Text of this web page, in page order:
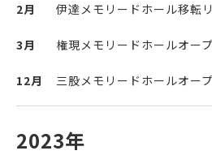
2月 伊達メモリードホール移転
3月 権現メモリードホールオー
12月 三股メモリードホールオー
2023年